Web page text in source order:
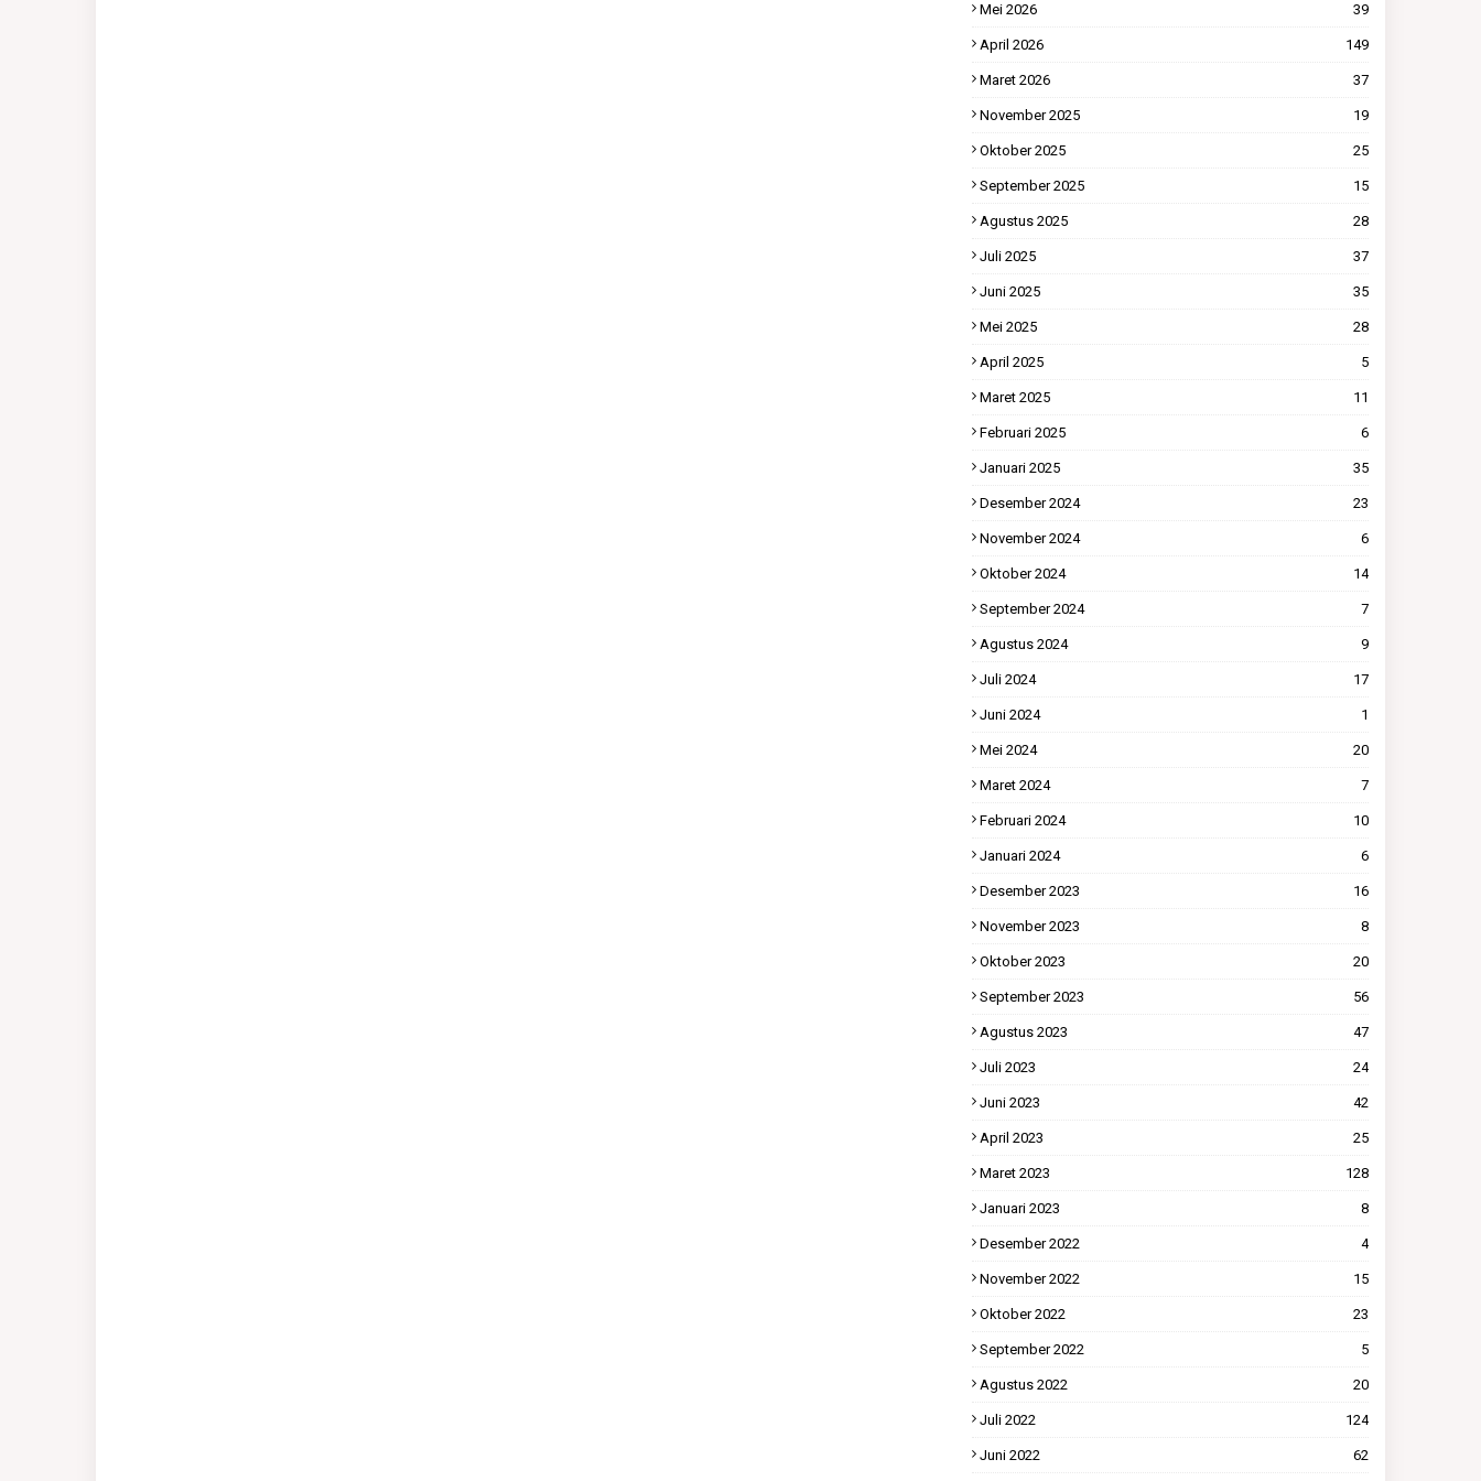
Mei 2026 39
April 2026 149
Maret 2026 37
November 2025 19
Oktober 2025 25
September 2025 15
Agustus 2025 28
Juli 2025 37
Juni 2025 35
Mei 2025 28
April 2025 5
Maret 2025 11
Februari 2025 6
Januari 2025 35
Desember 2024 23
November 2024 6
Oktober 2024 14
September 2024 7
Agustus 2024 9
Juli 2024 17
Juni 2024 1
Mei 2024 20
Maret 2024 7
Februari 2024 10
Januari 2024 6
Desember 2023 16
November 2023 8
Oktober 2023 20
September 2023 56
Agustus 2023 47
Juli 2023 24
Juni 2023 42
April 2023 25
Maret 2023 128
Januari 2023 8
Desember 2022 4
November 2022 15
Oktober 2022 23
September 2022 5
Agustus 2022 20
Juli 2022 124
Juni 2022 62